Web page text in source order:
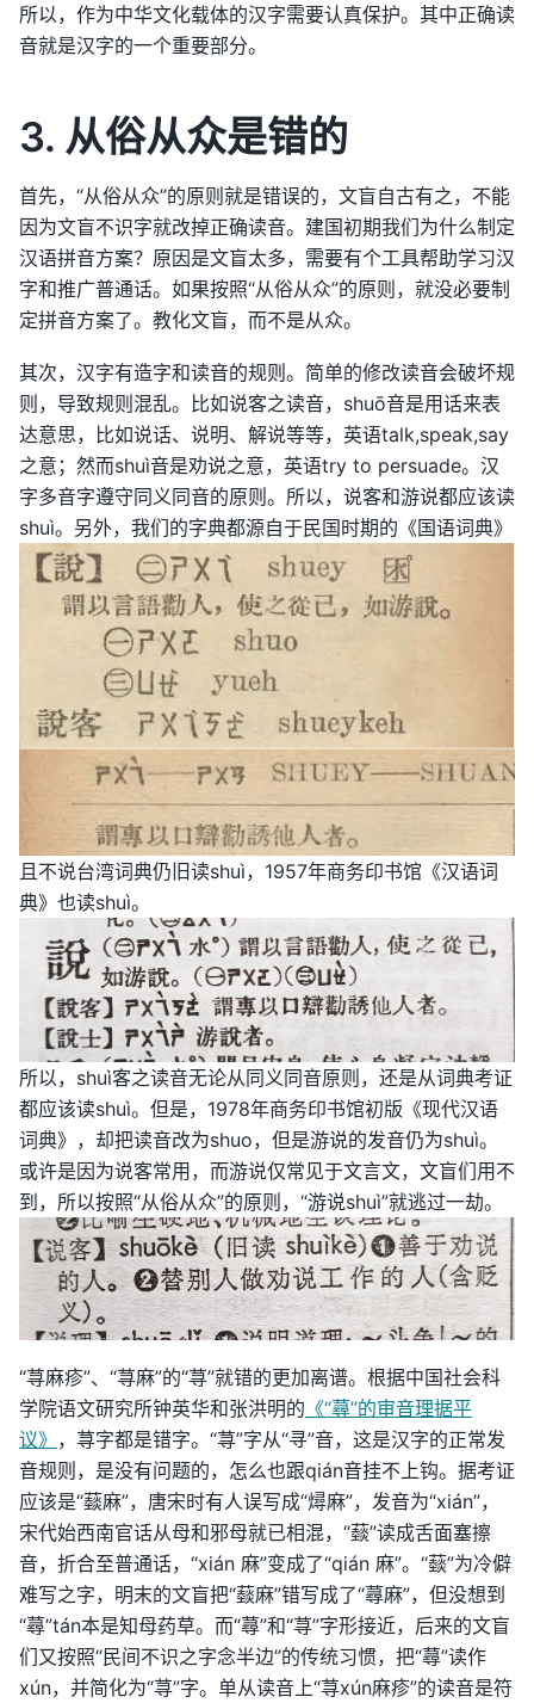
所以，作为中华文化载体的汉字需要认真保护。其中正确读
音就是汉字的一个重要部分。
3. 从俗从众是错的
首先，“从俗从众”的原则就是错误的，文盲自古有之，不能
因为文盲不识字就改掉正确读音。建国初期我们为什么制定
汉语拼音方案？原因是文盲太多，需要有个工具帮助学习汉
字和推广普通话。如果按照“从俗从众”的原则，就没必要制
定拼音方案了。教化文盲，而不是从众。
其次，汉字有造字和读音的规则。简单的修改读音会破坏规
则，导致规则混乱。比如说客之读音，shuō音是用话来表
达意思，比如说话、说明、解说等等，英语talk,speak,say
之意；然而shuì音是劝说之意，英语try to persuade。汉
字多音字遵守同义同音的原则。所以，说客和游说都应该读
shuì。另外，我们的字典都源自于民国时期的《国语词典》
且不说台湾词典仍旧读shuì，1957年商务印书馆《汉语词
典》也读shuì。
所以，shuì客之读音无论从同义同音原则，还是从词典考证
都应该读shuì。但是，1978年商务印书馆初版《现代汉语
词典》，却把读音改为shuo，但是游说的发音仍为shuì。
或许是因为说客常用，而游说仅常见于文言文，文盲们用不
到，所以按照“从俗从众”的原则，“游说shuì”就逃过一劫。
“荨麻疹”、“荨麻”的“荨”就错的更加离谱。根据中国社会科
学院语文研究所钟英华和张洪明的 《“蕁”的审音理据平
议》 ，荨字都是错字。“荨”字从“寻”音，这是汉字的正常发
音规则，是没有问题的，怎么也跟qián音挂不上钩。据考证
应该是“䕭麻”，唐宋时有人误写成“燖麻”，发音为“xián”，
宋代始西南官话从母和邪母就已相混，“䕭”读成舌面塞擦
音，折合至普通话，“xián 麻”变成了“qián 麻”。“䕭”为冷僻
难写之字，明末的文盲把“䕭麻”错写成了“蕁麻”，但没想到
“蕁”tán本是知母药草。而“蕁”和“荨”字形接近，后来的文盲
们又按照“民间不识之字念半边”的传统习惯，把“蕁”读作
xún，并简化为“荨”字。单从读音上“荨xún麻疹”的读音是符